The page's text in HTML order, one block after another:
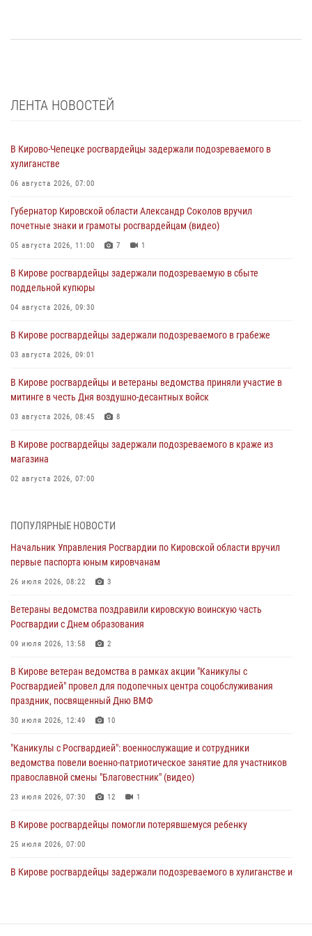
ЛЕНТА НОВОСТЕЙ
В Кирово-Чепецке росгвардейцы задержали подозреваемого в
хулиганстве
06 августа 2026, 07:00
Губернатор Кировской области Александр Соколов вручил
почетные знаки и грамоты росгвардейцам (видео)
05 августа 2026, 11:00 7 1
В Кирове росгвардейцы задержали подозреваемую в сбыте
поддельной купюры
04 августа 2026, 09:30
В Кирове росгвардейцы задержали подозреваемого в грабеже
03 августа 2026, 09:01
В Кирове росгвардейцы и ветераны ведомства приняли участие в
митинге в честь Дня воздушно-десантных войск
03 августа 2026, 08:45 8
В Кирове росгвардейцы задержали подозреваемого в краже из
магазина
02 августа 2026, 07:00
Российской Федерации
В Росгвардии вспоминают российских воинов, погибших в Первой
мировой войне 1914-1918 годов
В Кирове офицер Росгвардии стал победителем открытого
шахматного турнира
Директор Росгвардии Герой России генерал армии Виктор Золотов
поздравил специалистов подразделений тыла с профессиональным
праздником
ПОПУЛЯРНЫЕ НОВОСТИ
Начальник Управления Росгвардии по Кировской области вручил
первые паспорта юным кировчанам
26 июля 2026, 08:22 3
Ветераны ведомства поздравили кировскую воинскую часть
Росгвардии с Днем образования
09 июля 2026, 13:58 2
В Кирове ветеран ведомства в рамках акции "Каникулы с
Росгвардией" провел для подопечных центра соцобслуживания
праздник, посвященный Дню ВМФ
30 июля 2026, 12:49 10
"Каникулы с Росгвардией": военнослужащие и сотрудники
ведомства повели военно-патриотическое занятие для участников
православной смены "Благовестник" (видео)
23 июля 2026, 07:30 12 1
В Кирове росгвардейцы помогли потерявшемуся ребенку
25 июля 2026, 07:00
В Кирове росгвардейцы задержали подозреваемого в хулиганстве и